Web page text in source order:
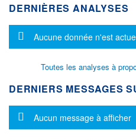
DERNIÈRES ANALYSES
Message d'information
Aucune donnée n'est
Toutes les analyses à
DERNIERS MESSAGES
Message d'information
Aucun message à afficher